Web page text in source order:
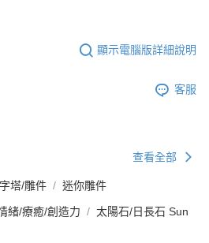
顯示電腦版詳細說明
客服
查看全部
塔/雕件 迷你雕件
緒/療癒/創造力
太陽石/日長石 Sun